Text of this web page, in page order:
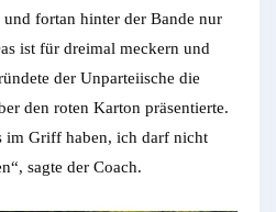
fortan hinter der Bande nur
ist für dreimal meckern und
der Unparteiische die
den roten Karton präsentierte.
im Griff haben, ich darf nicht
sagte der Coach.